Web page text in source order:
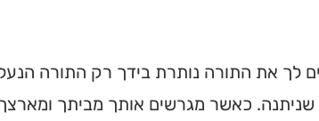
לך את התורה נותרת בידך רק התורה
שניתנה. כאשר מגרשים אותך מביתך